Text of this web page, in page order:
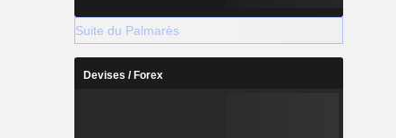
Suite du Palmarès
Devises / Forex